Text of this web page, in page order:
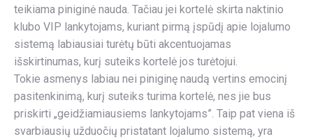
teikiama piniginė nauda. Tačiau jei kortelė skirta naktinio
klubo VIP lankytojams, kuriant pirmą įspūdį apie lojalumo
sistemą labiausiai turėtų būti akcentuojamas
išskirtinumas, kurį suteiks kortelė jos turėtojui.
Tokie asmenys labiau nei piniginę naudą vertins emocinį
pasitenkinimą, kurį suteiks turima kortelė, nes jie bus
priskirti „geidžiamiausiems lankytojams”. Taip pat viena iš
svarbiausių užduočių pristatant lojalumo sistemą, yra